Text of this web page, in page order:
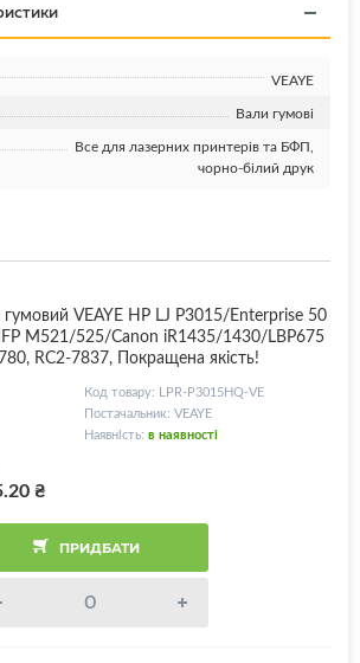
VEAYE
Вали гумові
Все для лазерних принтерів та БФП,
чорно-білий друк
гумовий VEAYE HP LJ P3015/Enterprise 50
M521/525/Canon iR1435/1430/LBP675
RC2-7837, Покращена якість!
Код товару: LPR-P3015HQ-VE
Постачальник: VEAYE
Наявність: в наявності
₴
ПРИДБАТИ